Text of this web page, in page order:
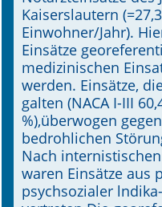
Kaiserslautern
Einwohner/Jahr).
Einsätze
medizinischen
werden. Einsätze,
galten (NACA I-III
%),überwogen
bedrohlichen
Nach
waren Einsätze aus
psychsozialer